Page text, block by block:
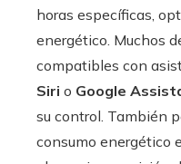
horas específicas,
energético. Muchos
compatibles con
Siri o Google
su control. También
consumo energético